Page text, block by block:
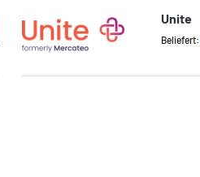
Unite
Beliefert: